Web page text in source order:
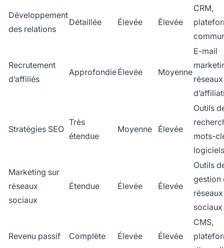
Développement
des relations
Détaillée Élevée Élevée
CRM,
Recrutement
d’affiliés
ApprofondieÉlevée Moyenne
E-mail
réseaux
Stratégies SEO
Très
étendue
Moyenne Élevée
Outils
mots-
Marketing sur
réseaux
sociaux
Étendue Élevée Élevée
Outils
gestion
réseaux
sociaux
Revenu passif Complète Élevée Élevée
CMS,